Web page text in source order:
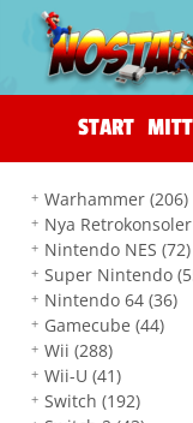
START
Warhammer(206)
Nya
Nintendo NES(72)
Super Nintendo
Nintendo 64(36)
Gamecube(44)
Wii(288)
Wii-U(41)
Switch(192)